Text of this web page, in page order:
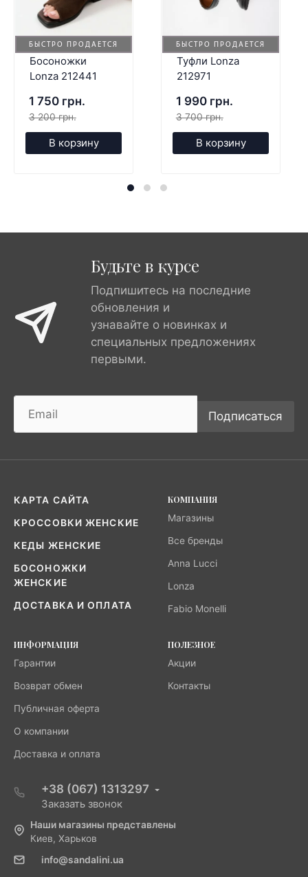
БЫСТРО ПРОДАЕТСЯ
Босоножки
Lonza 212441
1 750 грн.
3 200 грн.
В корзину
БЫСТРО ПРОДАЕТСЯ
Туфли Lonza
212971
1 990 грн.
3 700 грн.
В корзину
Будьте в курсе
Подпишитесь на последние
обновления и
узнавайте о новинках и
специальных предложениях
первыми.
Подписаться
КАРТА САЙТА
КРОССОВКИ ЖЕНСКИЕ
КЕДЫ ЖЕНСКИЕ
БОСОНОЖКИ
ЖЕНСКИЕ
ДОСТАВКА И ОПЛАТА
КОМПАНИЯ
Магазины
Все бренды
Anna Lucci
Lonza
Fabio Monelli
ИНФОРМАЦИЯ
Гарантии
Возврат обмен
Публичная оферта
О компании
Доставка и оплата
ПОЛЕЗНОЕ
Акции
Контакты
+38 (067) 1313297
Заказать звонок
Наши магазины представлены
Киев, Харьков
info@sandalini.ua